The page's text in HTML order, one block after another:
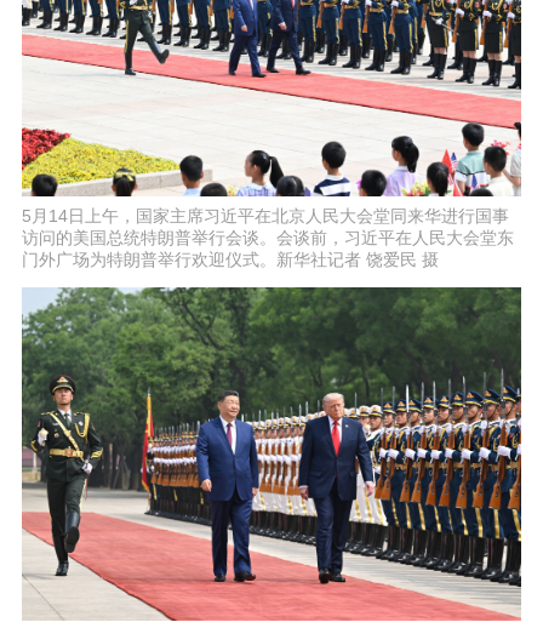
5月14日上午，国家主席习近平在北京人民大会堂同来华进行国事
访问的美国总统特朗普举行会谈。会谈前，习近平在人民大会堂东
门外广场为特朗普举行欢迎仪式。新华社记者 饶爱民 摄